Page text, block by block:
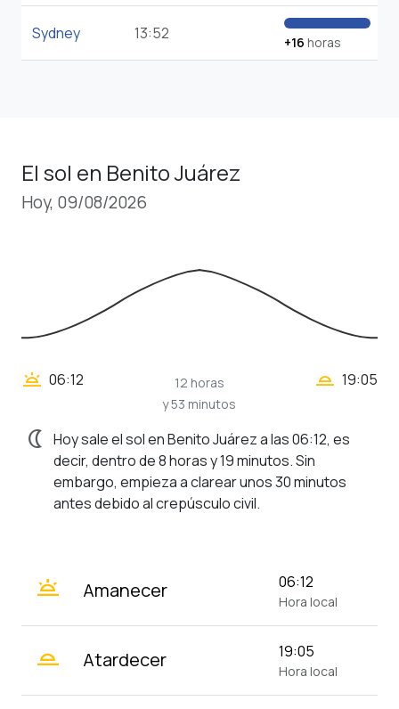
Sydney 13:52 +16 horas
El sol en Benito Juárez
Hoy, 09/08/2026
wb_twilight 06:12
12 horas
y 53 minutos
wb_twilight_2 19:05
nightlight Hoy sale el sol en Benito Juárez a las 06:12, es
decir, dentro de 8 horas y 19 minutos. Sin
embargo, empieza a clarear unos 30 minutos
antes debido al crepúsculo civil.
wb_twilight Amanecer 06:12
Hora local
wb_twilight_2 Atardecer 19:05
Hora local